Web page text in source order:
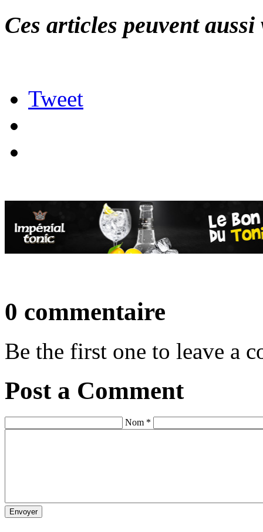
Ces articles peuvent
Tweet
0 commentaire
Be the first one to leave a
Post a Comment
Nom *